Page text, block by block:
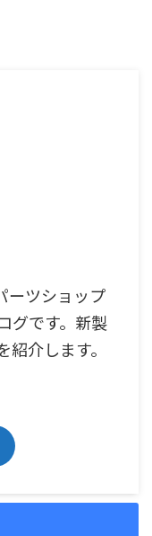
ーツショップ
グです。新製
介します。